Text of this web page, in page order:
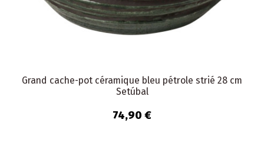
Grand cache-pot céramique bleu pétrole strié 28 cm
Setúbal
74,90 €